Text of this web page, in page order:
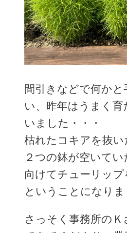
間引きなどで何かと
い、昨年はうまく育
いました・・・
枯れたコキアを抜い
２つの鉢が空いて
向けてチューリップ
ということになりま
さっそく事務所の